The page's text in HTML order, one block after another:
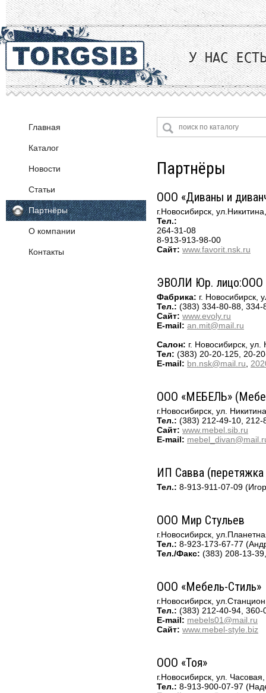
Главная
Каталог
Поролон
Ткани
Велюр
Искусственная кожа
Фурнитура
OKE (Германия)
Новости
Статьи
Партнёры
О компании
Контакты
Партнёры
ООО «Диваны и
г.Новосибирск,
Тел.:
264-31-08
8-913-913-98-00
Сайт: www.favorit.nsk.ru
ЭВОЛИ Юр. лицо:ООО
Фабрика: г. Новосибирск,
Тел.: (383) 334-80-88, 334-
Сайт: www.evoly.ru
E-mail: an.mit@mail.ru
Салон: г. Новосибирск,
Тел: (383) 20-20-125, 20-
E-mail: bn.nsk@mail.ru
ООО «МЕБЕЛЬ»
г.Новосибирск, ул.
Тел.: (383) 212-49-10, 212-
Сайт: www.mebel.sib.ru
E-mail:
ИП Савва
Тел.: 8-913-911-07-09
ООО Мир Стульев
г.Новосибирск,
Тел.: 8-923-173-67-77
Тел./Факс: (383) 208-13-
ООО «Мебель-Стиль»
г.Новосибирск,
Тел.: (383) 212-40-94, 360-
E-mail: mebels01@mail.ru
Сайт: www.mebel-style.biz
ООО «Тоя»
г.Новосибирск, ул.
Тел.: 8-913-900-07-97